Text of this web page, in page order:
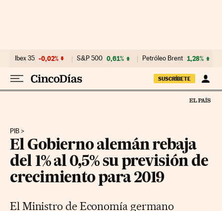
Ibex 35 -0,02% S&P 500 0,61% Petróleo Brent 1,28%
SUSCRÍBETE
PIB
El Gobierno alemán rebaja
del 1% al 0,5% su previsión de
crecimiento para 2019
El Ministro de Economía germano